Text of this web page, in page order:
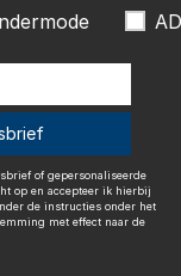
de nieuwsbrief of
te ontvangen en
en uitleg in de
het item
of gepersonaliseerde
op en accepteer ik hierbij
de instructies onder het
met effect naar de